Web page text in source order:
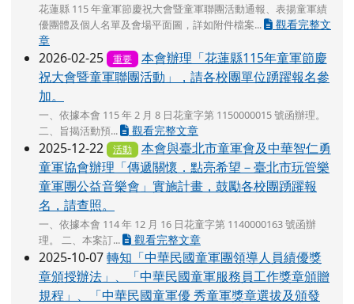
花蓮縣 115 年童軍節慶祝大會暨童軍聯團活動通報、表揚童軍績
優團體及個人名單及會場平面圖，詳如附件檔案...
觀看完整文
章
2026-02-25 重要
本會辦理「花蓮縣115年童軍節慶
祝大會暨童軍聯團活動」，請各校團單位踴躍報名參
加。
一、依據本會 115 年 2 月 8 日花童字第 1150000015 號函辦理。
二、旨揭活動預...
觀看完整文章
2025-12-22 活動
本會與臺北市童軍會及中華智仁勇
童軍協會辦理「傳遞關懷．點亮希望－臺北市玩管樂
童軍團公益音樂會」實施計畫，鼓勵各校團踴躍報
名，請查照。
一、依據本會 114 年 12 月 16 日花童字第 1140000163 號函辦
理。 二、本案訂...
觀看完整文章
2025-10-07轉知「中華民國童軍團領導人員績優獎
章頒授辦法」、「中華民國童軍服務員工作獎章頒贈
規程」、「中華民國童軍優 秀童軍獎章選拔及頒發